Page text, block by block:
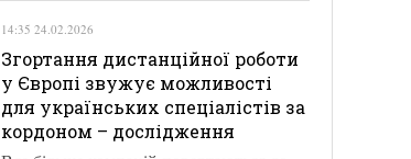
14:35 24.02.2026
Згортання дистанційної роботи
у Європі звужує можливості
для українських спеціалістів за
кордоном – дослідження